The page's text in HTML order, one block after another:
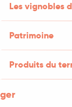
Les vignobles
Patrimoine
Produits du